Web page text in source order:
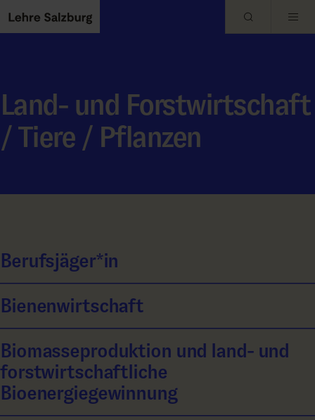
Skip to main content
Land- und Forstwirtschaft
/ Tiere / Pflanzen
Berufsjäger*in
Bienenwirtschaft
Biomasseproduktion und land- und
forstwirtschaftliche
Bioenergiegewinnung